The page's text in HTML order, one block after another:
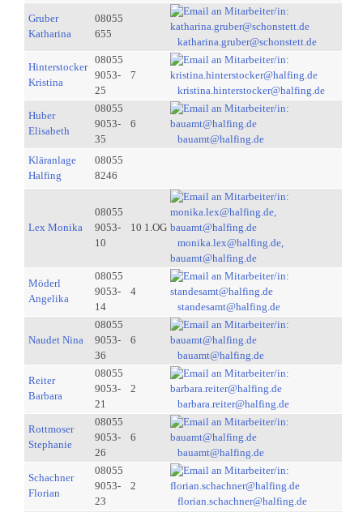
Gruber
Katharina
08055
655
katharina.gruber@schonstett.de
Hinterstocker
Kristina
08055
9053-
25
7
kristina.hinterstocker@halfing.de
Huber
Elisabeth
08055
9053-
35
6
bauamt@halfing.de
Kläranlage
Halfing
08055
8246
Lex Monika
08055
9053-
10
10 1.OG
monika.lex@halfing.de,
bauamt@halfing.de
Möderl
Angelika
08055
9053-
14
4
standesamt@halfing.de
Naudet Nina
08055
9053-
36
6
bauamt@halfing.de
Reiter
Barbara
08055
9053-
21
2
barbara.reiter@halfing.de
Rottmoser
Stephanie
08055
9053-
26
6
bauamt@halfing.de
Schachner
Florian
08055
9053-
23
2
florian.schachner@halfing.de